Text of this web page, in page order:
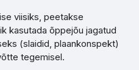
viisiks, peetakse
kasutada õppejõu jagatud
(slaidid, plaankonspekt)
tegemisel.